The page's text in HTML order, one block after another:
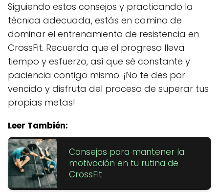
Siguiendo estos consejos y practicando la
técnica adecuada, estás en camino de
dominar el entrenamiento de resistencia en
CrossFit. Recuerda que el progreso lleva
tiempo y esfuerzo, así que sé constante y
paciencia contigo mismo. ¡No te des por
vencido y disfruta del proceso de superar tus
propias metas!
Leer También:
Consejos para mantener la
motivación en tu rutina de
CrossFit